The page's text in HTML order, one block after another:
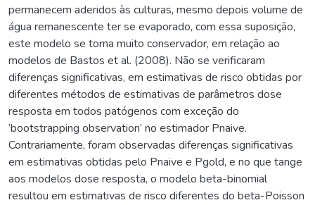
permanecem aderidos às culturas, mesmo depois volume de
água remanescente ter se evaporado, com essa suposição,
este modelo se torna muito conservador, em relação ao
modelos de Bastos et al. (2008). Não se verificaram
diferenças significativas, em estimativas de risco obtidas por
diferentes métodos de estimativas de parâmetros dose
resposta em todos patógenos com exceção do
‘bootstrapping observation’ no estimador Pnaive.
Contrariamente, foram observadas diferenças significativas
em estimativas obtidas pelo Pnaive e Pgold, e no que tange
aos modelos dose resposta, o modelo beta-binomial
resultou em estimativas de risco diferentes do beta-Poisson